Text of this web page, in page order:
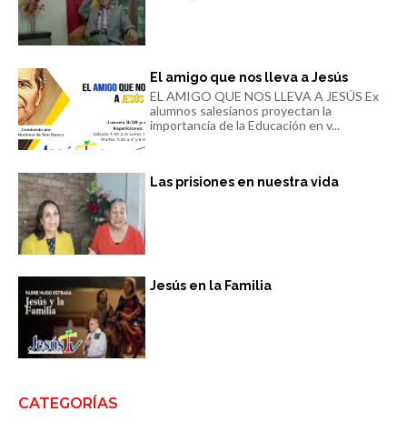
El amigo que nos lleva a Jesús
EL AMIGO QUE NOS LLEVA A JESÚS Ex
alumnos salesianos proyectan la
importancia de la Educación en v...
Las prisiones en nuestra vida
Jesús en la Familia
CATEGORÍAS